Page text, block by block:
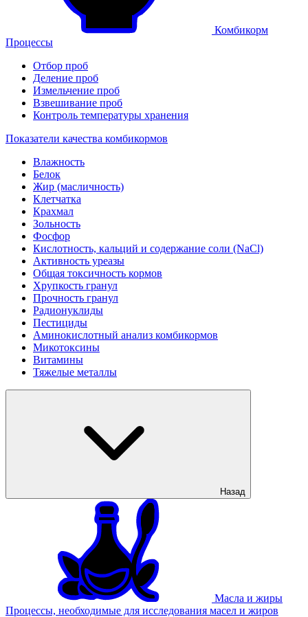
Комбикорм
Процессы
Отбор проб
Деление проб
Измельчение проб
Взвешивание проб
Контроль температуры хранения
Показатели качества комбикормов
Влажность
Белок
Жир (масличность)
Клетчатка
Крахмал
Зольность
Фосфор
Кислотность, кальций и содержание соли (NaCl)
Активность уреазы
Общая токсичность кормов
Хрупкость гранул
Прочность гранул
Радионуклиды
Пестициды
Аминокислотный анализ комбикормов
Микотоксины
Витамины
Тяжелые металлы
Назад
Масла и жиры
Процессы, необходимые для исследования масел и жиров